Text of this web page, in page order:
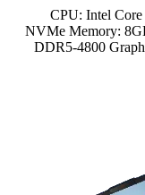
CPU: Intel
NVMe Memory:
DDR5-4800